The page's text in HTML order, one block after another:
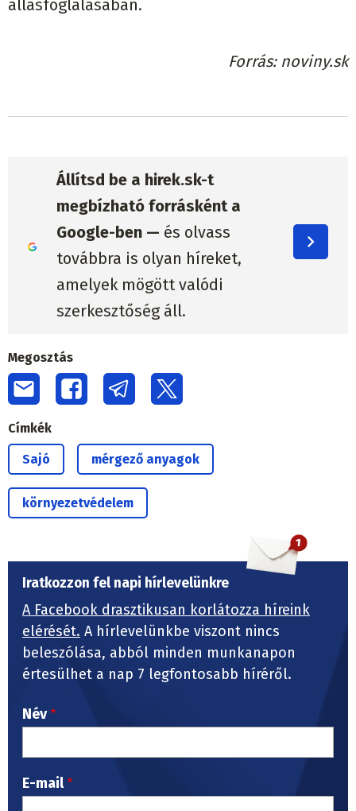
állásfoglalásában.
Forrás noviny.sk
Állítsd be a hirek.sk-t
megbízható forrásként a
Google-ben — és olvass
továbbra is olyan híreket,
amelyek mögött valódi
szerkesztőség áll.
Megosztás
Címkék
Sajó mérgező anyagok
környezetvédelem
Iratkozzon fel napi hírlevelünkre
A Facebook drasztikusan korlátozza híreink
elérését. A hírlevelünkbe viszont nincs
beleszólása, abból minden munkanapon
értesülhet a nap 7 legfontosabb híréről.
Név
E-mail